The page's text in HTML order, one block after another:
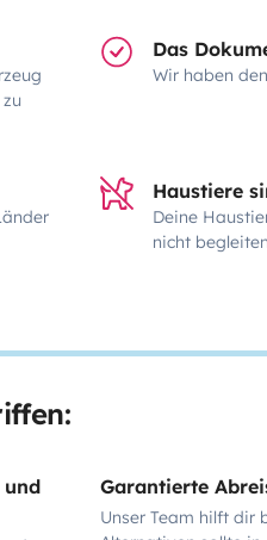
Das
Wir haben
Haustiere
Deine
nicht begleiten
Garantierte
Unser Team hilft dir